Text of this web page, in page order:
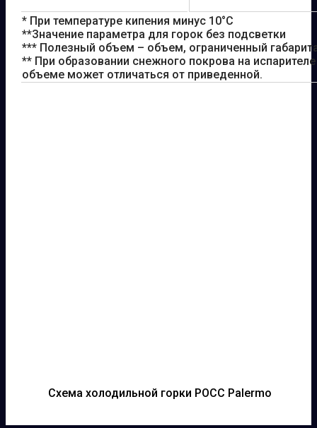
* При температуре кипения минус 10°С
**Значение параметра для горок без подсветки
*** Полезный объем – объем, ограниченный
** При образовании снежного покрова на
объеме может отличаться от приведенной.
Схема холодильной горки РОСС Palermo